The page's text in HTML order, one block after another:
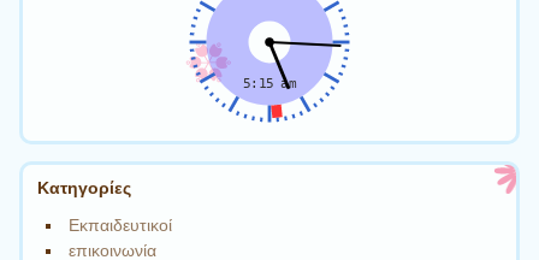
Kατηγορίες
Εκπαιδευτικοί
επικοινωνία